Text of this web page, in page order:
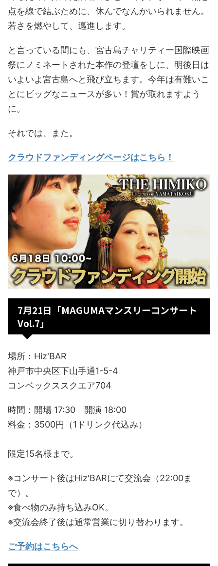
点を線で結ぶために、休んでなんかいられません。
若さを燃やして、邁進します。
と言っている間にも、宮古島チャリティー国際映画
祭にノミネートされた本作の登壇をしに、明後日は
いよいよ宮古島へと飛び立ちます。今年は有難いこ
とにビッグなニュースが多い！賞が取れますよう
に。
それでは、また。
クラウドファンディングページはこちら！
7月21日「MAGUMAマンスリーコンサート
Vol.7」
場所：Hiz'BAR
神戸市中央区下山手通1-5-4
コンベックススクエア704
時間：開場 17:30 開演 18:00
料金：3500円（1ドリンク代込み）
限定15名様まで。
※コンサート後はHiz'BARにて交流会（22:00ま
で）。
※食べ物のみ持ち込みOK。
※交流会終了後は通常営業に切り替わります。
ご予約はこちらへ